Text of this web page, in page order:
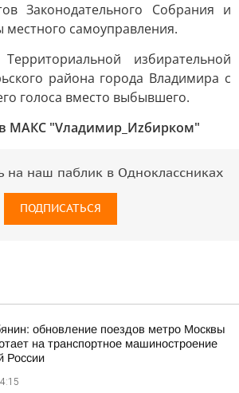
Законодательного Собрания и
местного самоуправления.
избирательной
района города Владимира с
голоса вместо выбывшего.
МАКС "Vладимир_Иzбирком"
на наш паблик в Одноклассниках
ПОДПИСАТЬСЯ
обновление поездов метро Москвы
на транспортное машиностроение
России